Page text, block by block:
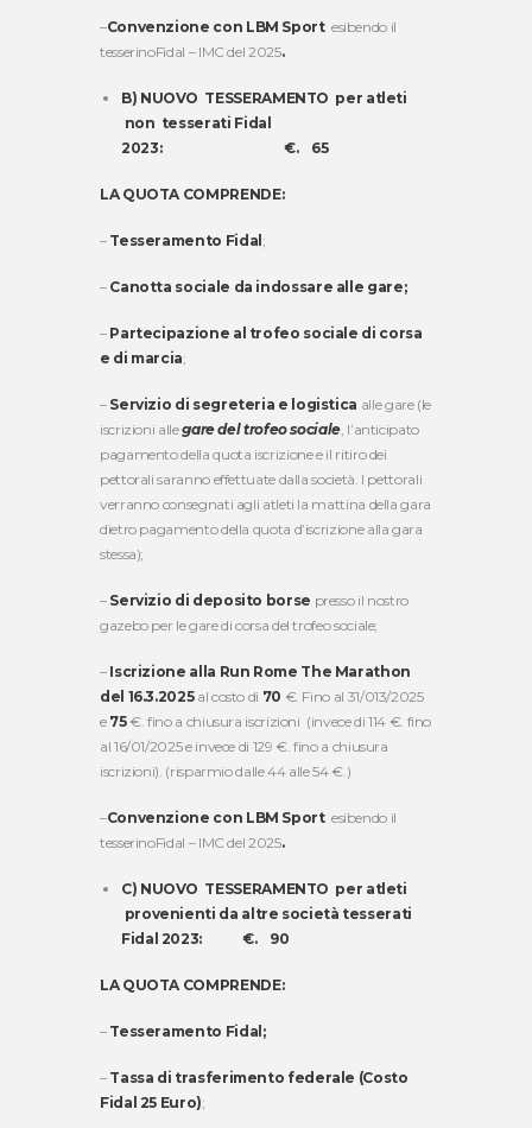
–Convenzione con LBM Sport esibendo il
tesserinoFidal – IMC del 2025.
B) NUOVO TESSERAMENTO per atleti
non tesserati Fidal
2023: €. 65
LA QUOTA COMPRENDE:
– Tesseramento Fidal ;
– Canotta sociale da indossare alle gare;
–Partecipazione al trofeo sociale di corsa
e di marcia;
– Servizio di segreteria e logistica alle gare (le
iscrizioni allegare del trofeo sociale, l’anticipato
pagamento della quota iscrizione e il ritiro dei
pettorali saranno effettuate dalla società. I pettorali
verranno consegnati agli atleti la mattina della gara
dietro pagamento della quota d’iscrizione alla gara
stessa);
– Servizio di deposito borse presso il nostro
gazebo per le gare di corsa del trofeo sociale;
–Iscrizione alla Run Rome The Marathon
del 16.3.2025 al costo di 70 €. Fino al 31/013/2025
e 75€. fino a chiusura iscrizioni (invece di 114 €. fino
al 16/01/2025 e invece di 129 €. fino a chiusura
iscrizioni). (risparmio dalle 44 alle 54 €.)
–Convenzione con LBM Sport esibendo il
tesserinoFidal – IMC del 2025.
C) NUOVO TESSERAMENTO per atleti
provenienti da altre società tesserati
Fidal 2023: €. 90
LA QUOTA COMPRENDE:
– Tesseramento Fidal;
– Tassa di trasferimento federale (Costo
Fidal 25 Euro);